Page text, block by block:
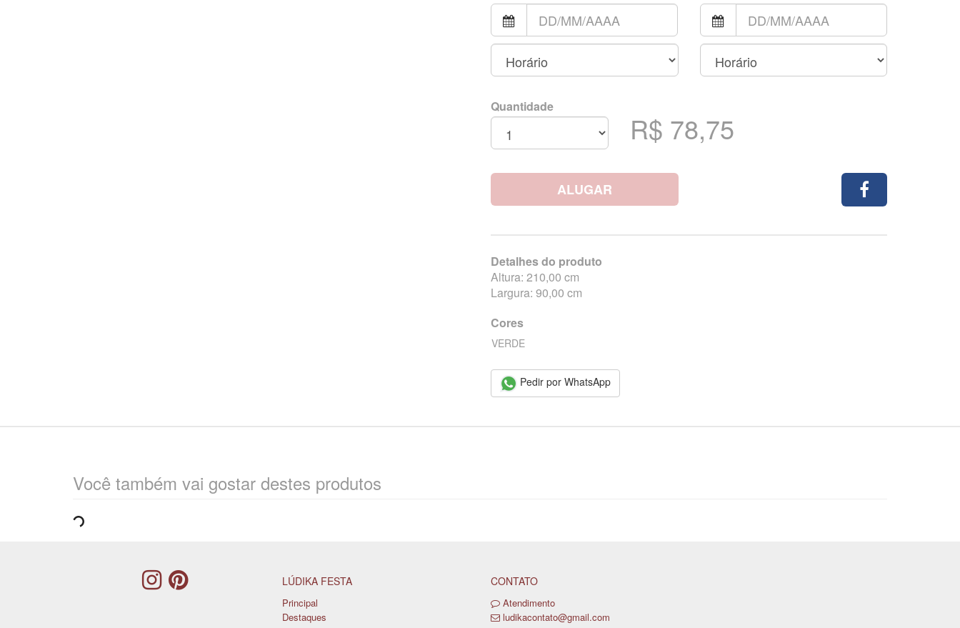
Quantidade
R$ 78,75
ALUGAR
Detalhes do produto
Altura: 210,00 cm
Largura: 90,00 cm
Cores
VERDE
Pedir por WhatsApp
Você também vai gostar destes produtos
LÚDIKA FESTA
Principal
Destaques
CONTATO
Atendimento
ludikacontato@gmail.com